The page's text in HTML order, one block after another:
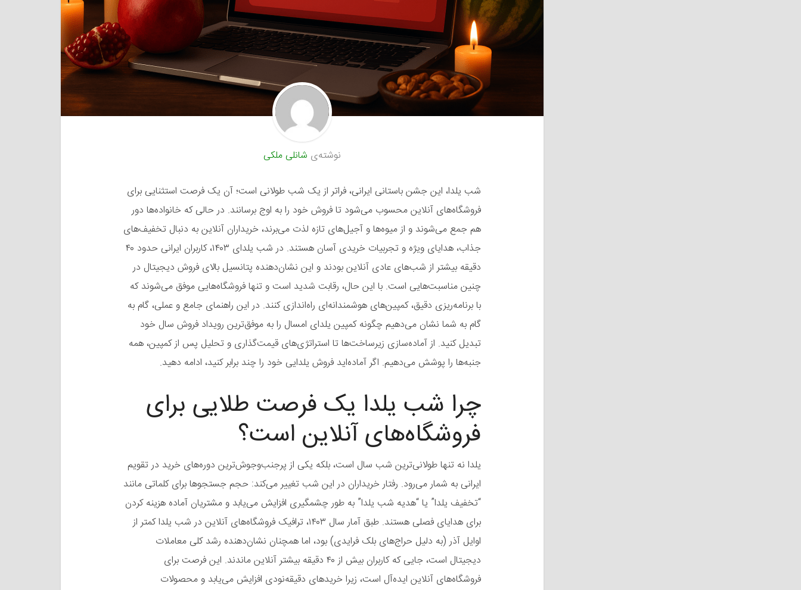
نوشته‌ی شانلی ملکی
شب یلدا، این جشن باستانی ایرانی، فراتر از یک شب طولانی است؛ آن یک فرصت استثنایی برای
فروشگاه‌های آنلاین محسوب می‌شود تا فروش خود را به اوج برسانند. در حالی که خانواده‌ها دور
هم جمع می‌شوند و از میوه‌ها و آجیل‌های تازه لذت می‌برند، خریداران آنلاین به دنبال تخفیف‌های
جذاب، هدایای ویژه و تجربیات خریدی آسان هستند. در شب یلدای ۱۴۰۳، کاربران ایرانی حدود ۴۰
دقیقه بیشتر از شب‌های عادی آنلاین بودند و این نشان‌دهنده پتانسیل بالای فروش دیجیتال در
چنین مناسبت‌هایی است. با این حال، رقابت شدید است و تنها فروشگاه‌هایی موفق می‌شوند که
با برنامه‌ریزی دقیق، کمپین‌های هوشمندانه‌ای راه‌اندازی کنند. در این راهنمای جامع و عملی، گام به
گام به شما نشان می‌دهیم چگونه کمپین یلدای امسال را به موفق‌ترین رویداد فروش سال خود
تبدیل کنید. از آماده‌سازی زیرساخت‌ها تا استراتژی‌های قیمت‌گذاری و تحلیل پس از کمپین، همه
جنبه‌ها را پوشش می‌دهیم. اگر آماده‌اید فروش یلدایی خود را چند برابر کنید، ادامه دهید.
چرا شب یلدا یک فرصت طلایی برای
فروشگاه‌های آنلاین است؟
یلدا نه تنها طولانی‌ترین شب سال است، بلکه یکی از پرجنب‌وجوش‌ترین دوره‌های خرید در تقویم
ایرانی به شمار می‌رود. رفتار خریداران در این شب تغییر می‌کند: حجم جستجوها برای کلماتی مانند
“تخفیف یلدا” یا “هدیه شب یلدا” به طور چشمگیری افزایش می‌یابد و مشتریان آماده هزینه کردن
برای هدایای فصلی هستند. طبق آمار سال ۱۴۰۳، ترافیک فروشگاه‌های آنلاین در شب یلدا کمتر از
اوایل آذر (به دلیل حراج‌های بلک فرایدی) بود، اما همچنان نشان‌دهنده رشد کلی معاملات
دیجیتال است، جایی که کاربران بیش از ۴۰ دقیقه بیشتر آنلاین ماندند. این فرصت برای
فروشگاه‌های آنلاین ایده‌آل است، زیرا خریدهای دقیقه‌نودی افزایش می‌یابد و محصولات